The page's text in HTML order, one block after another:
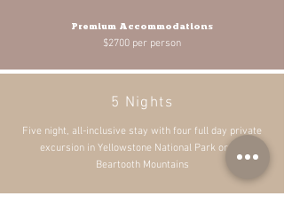
Premium Accommodations
$2700 per person
5 Nights
Five night, all-inclusive stay with four full day private
excursion in Yellowstone National Park or the
Beartooth Mountains
Standard Accommodations